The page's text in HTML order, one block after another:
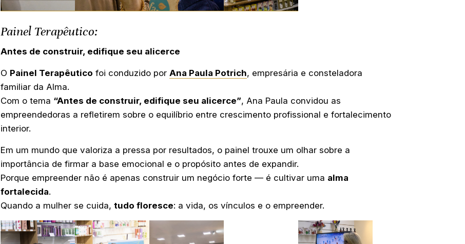
Painel Terapêutico:
Antes de construir, edifique seu alicerce
O Painel Terapêutico foi conduzido por Ana Paula Potrich, empresária e consteladora
familiar da Alma.
Com o tema “Antes de construir, edifique seu alicerce”, Ana Paula convidou as
empreendedoras a refletirem sobre o equilíbrio entre crescimento profissional e fortalecimento
interior.
Em um mundo que valoriza a pressa por resultados, o painel trouxe um olhar sobre a
importância de firmar a base emocional e o propósito antes de expandir.
Porque empreender não é apenas construir um negócio forte — é cultivar uma alma
fortalecida.
Quando a mulher se cuida, tudo floresce: a vida, os vínculos e o empreender.